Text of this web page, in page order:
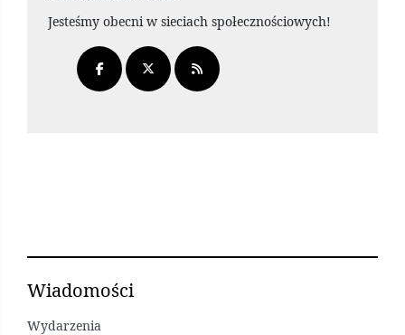
Jesteśmy obecni w sieciach społecznościowych!
Wiadomości
Wydarzenia